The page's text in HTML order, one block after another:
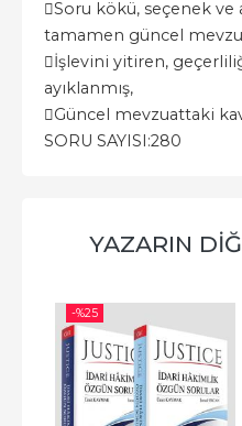
Soru kökü, seçenek ve
tamamen güncel
İşlevini yitiren,
ayıklanmış,
Güncel mevzuattaki
SORU SAYISI:280
YAZARIN
-%25